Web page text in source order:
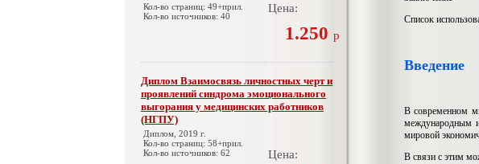
Кол-во страниц: 49+прил.
Кол-во источников: 40
Цена:
1.250 р
Диплом Взаимосвязь личностных черт и
проявлений синдрома эмоционального
выгорания у медицинских работников
(НГПУ)
Диплом, 2019 г.
Кол-во страниц: 58+прил.
Кол-во источников: 62
Цена:
Список
Введение
В современном
международным и
мировой
В связи с этим